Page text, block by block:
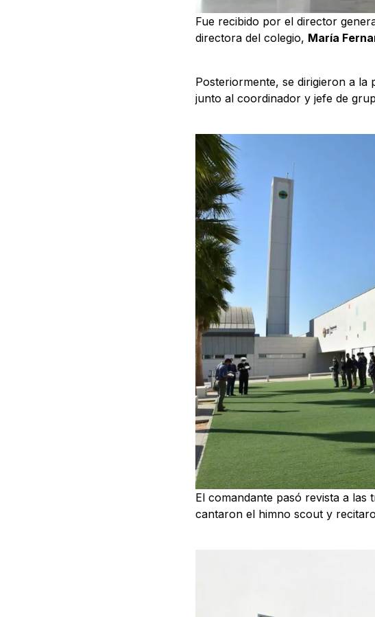
Fue recibido por el director
directora del colegio, María
Posteriormente, se dirigieron a la
junto al coordinador y jefe de
El comandante pasó revista a
cantaron el himno scout y